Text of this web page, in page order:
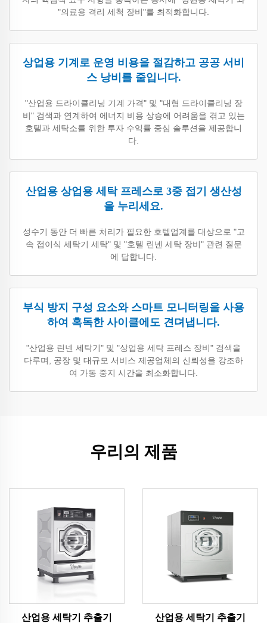
"의료용 격리 세척 장비"를 최적화합니다.
상업용 기계로 운영 비용을 절감하고 공공 서비
스 낭비를 줄입니다.
"산업용 드라이클리닝 기계 가격" 및 "대형 드라이클리닝 장
비" 검색과 연계하여 에너지 비용 상승에 어려움을 겪고 있는
호텔과 세탁소를 위한 투자 수익률 중심 솔루션을 제공합니
다.
산업용 상업용 세탁 프레스로 3중 접기 생산성
을 누리세요.
성수기 동안 더 빠른 처리가 필요한 호텔업계를 대상으로 "고
속 접이식 세탁기 세탁" 및 "호텔 린넨 세탁 장비" 관련 질문
에 답합니다.
부식 방지 구성 요소와 스마트 모니터링을 사용
하여 혹독한 사이클에도 견뎌냅니다.
"산업용 린넨 세탁기" 및 "상업용 세탁 프레스 장비" 검색을
다루며, 공장 및 대규모 서비스 제공업체의 신뢰성을 강조하
여 가동 중지 시간을 최소화합니다.
우리의 제품
산업용 세탁기 추출기
산업용 세탁기 추출기